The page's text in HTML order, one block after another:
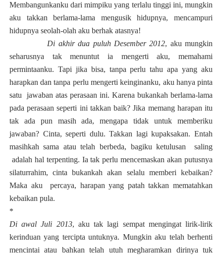
Membangunkanku dari mimpiku yang terlalu tinggi ini, mungkin
aku takkan berlama-lama mengusik hidupnya, mencampuri
hidupnya seolah-olah aku berhak atasnya!
Di akhir dua puluh Desember 2012, aku mungkin
seharusnya tak menuntut ia mengerti aku, memahami
permintaanku. Tapi jika bisa, tanpa perlu tahu apa yang aku
harapkan dan tanpa perlu mengerti keinginanku, aku hanya pinta
satu
jawaban atas perasaan ini. Karena bukankah berlama-lama
pada perasaan seperti ini takkan baik? Jika memang harapan itu
tak ada pun masih ada, mengapa tidak untuk memberiku
jawaban? Cinta, seperti dulu. Takkan lagi kupaksakan. Entah
masihkah sama atau telah berbeda, bagiku ketulusan
saling
adalah hal terpenting. Ia tak perlu mencemaskan akan putusnya
silaturrahim, cinta bukankah akan selalu memberi kebaikan?
Maka aku
percaya, harapan yang patah takkan mematahkan
kebaikan pula.
*
Di awal Juli 2013, aku tak lagi sempat mengingat lirik-lirik
kerinduan yang tercipta untuknya. Mungkin aku telah berhenti
mencintai atau bahkan telah utuh megharamkan dirinya tuk